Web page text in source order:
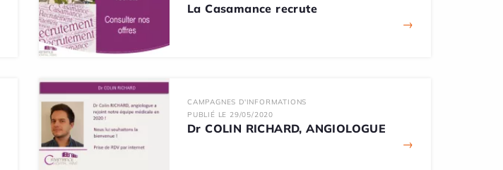
La Casamance recrute
→
CAMPAGNES D'INFORMATIONS
PUBLIÉ LE 29/05/2020
Dr COLIN RICHARD, ANGIOLOGUE
→